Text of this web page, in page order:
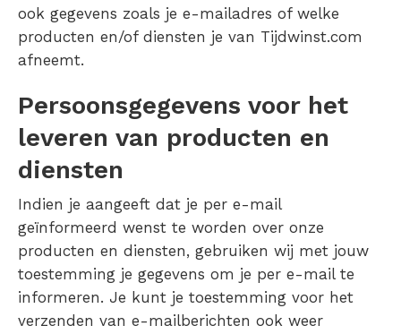
ook gegevens zoals je e-mailadres of welke
producten en/of diensten je van Tijdwinst.com
afneemt.
Persoonsgegevens voor het
leveren van producten en
diensten
Indien je aangeeft dat je per e-mail
geïnformeerd wenst te worden over onze
producten en diensten, gebruiken wij met jouw
toestemming je gegevens om je per e-mail te
informeren. Je kunt je toestemming voor het
verzenden van e-mailberichten ook weer